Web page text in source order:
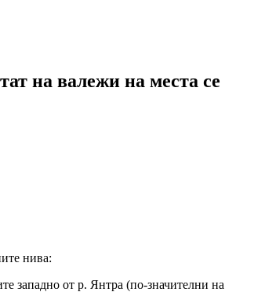
на валежи на места се
нива:
западно от р. Янтра (по-значителни на